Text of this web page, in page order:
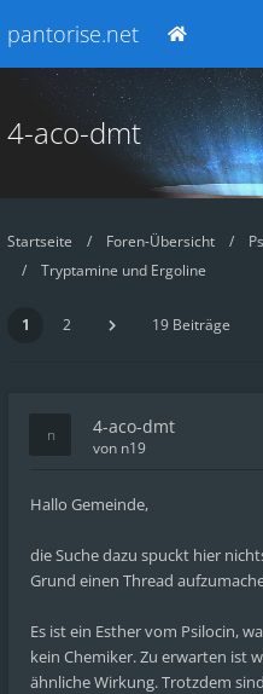
pantorise.net
4-aco-dmt
Startseite Foren-Übersicht
Tryptamine und Ergoline
1 2 19 Beiträge
4-aco-dmt
von n19
Hallo Gemeinde,
die Suche dazu spuckt hier
Grund einen Thread
Es ist ein Esther vom Psilocin,
kein Chemiker. Zu erwarten ist
ähnliche Wirkung. Trotzdem